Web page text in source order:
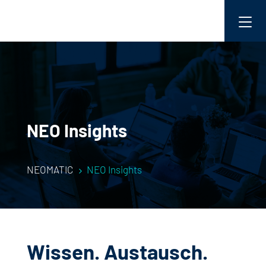
NEO Insights
NEOMATIC 5 NEO Insights
Wissen. Austausch.